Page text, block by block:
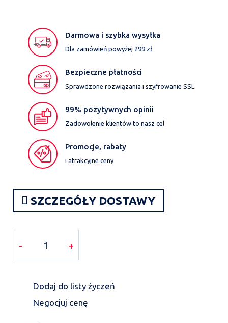
Darmowa i szybka wysyłka
Dla zamówień powyżej 299 zł
Bezpieczne płatności
Sprawdzone rozwiązania i szyfrowanie SSL
99% pozytywnych opinii
Zadowolenie klientów to nasz cel
Promocje, rabaty
i atrakcyjne ceny
SZCZEGÓŁY DOSTAWY
- +
Dodaj do listy życzeń
Negocjuj cenę